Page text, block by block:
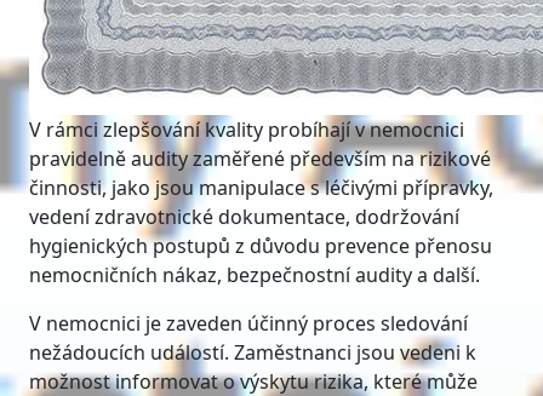
V rámci zlepšování kvality probíhají v nemocnici
pravidelně audity zaměřené především na rizikové
činnosti, jako jsou manipulace s léčivými přípravky,
vedení zdravotnické dokumentace, dodržování
hygienických postupů z důvodu prevence přenosu
nemocničních nákaz, bezpečnostní audity a další.
V nemocnici je zaveden účinný proces sledování
nežádoucích událostí. Zaměstnanci jsou vedeni k
možnost informovat o výskytu rizika, které může